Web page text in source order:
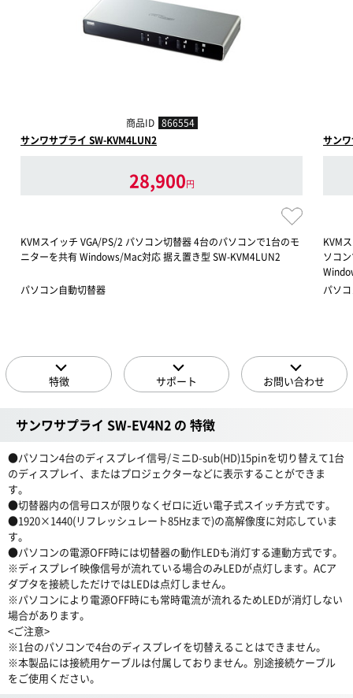
商品ID 866554
サンワサプライ SW-KVM4LUN2
28,900円
KVMスイッチ VGA/PS/2 パソコン切替器 4台のパソコンで1台のモ
ニターを共有 Windows/Mac対応 据え置き型 SW-KVM4LUN2
パソコン自動切替器
サン
KVM
ソコ
パソ
特徴 サポート お問い合わせ
サンワサプライ SW-EV4N2 の 特徴
●パソコン4台のディスプレイ信号/ミニD-sub(HD)15pinを切り替えて1台
のディスプレイ、またはプロジェクターなどに表示することができま
す。
●切替器内の信号ロスが限りなくゼロに近い電子式スイッチ方式です。
●1920×1440(リフレッシュレート85Hzまで)の高解像度に対応していま
す。
●パソコンの電源OFF時には切替器の動作LEDも消灯する連動方式です。
※ディスプレイ映像信号が流れている場合のみLEDが点灯します。ACア
ダプタを接続しただけではLEDは点灯しません。
※パソコンにより電源OFF時にも常時電流が流れるためLEDが消灯しない
場合があります。
<ご注意>
※1台のパソコンで4台のディスプレイを切替えることはできません。
※本製品には接続用ケーブルは付属しておりません。別途接続ケーブル
をご使用ください。